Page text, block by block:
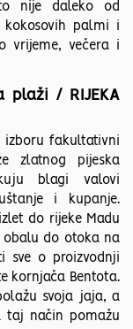
nije daleko od
palmi i
vrijeme, večera i
/ RIJEKA
fakultativni
zlatnog pijeska
blagi valovi
i kupanje.
do rijeke Madu
obalu do otoka na
sve o proizvodnji
kornjača Bentota.
svoja jaja, a
način pomažu